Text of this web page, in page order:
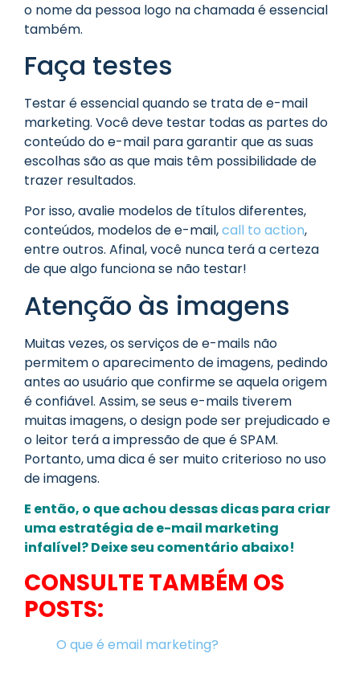
o nome da pessoa logo na chamada é essencial
também.
Faça testes
Testar é essencial quando se trata de e-mail
marketing. Você deve testar todas as partes do
conteúdo do e-mail para garantir que as suas
escolhas são as que mais têm possibilidade de
trazer resultados.
Por isso, avalie modelos de títulos diferentes,
conteúdos, modelos de e-mail,call to action,
entre outros. Afinal, você nunca terá a certeza
de que algo funciona se não testar!
Atenção às imagens
Muitas vezes, os serviços de e-mails não
permitem o aparecimento de imagens, pedindo
antes ao usuário que confirme se aquela origem
é confiável. Assim, se seus e-mails tiverem
muitas imagens, o design pode ser prejudicado e
o leitor terá a impressão de que é SPAM.
Portanto, uma dica é ser muito criterioso no uso
de imagens.
E então, o que achou dessas dicas para criar
uma estratégia de e-mail marketing
infalível? Deixe seu comentário abaixo!
CONSULTE TAMBÉM OS
POSTS:
O que é email marketing?